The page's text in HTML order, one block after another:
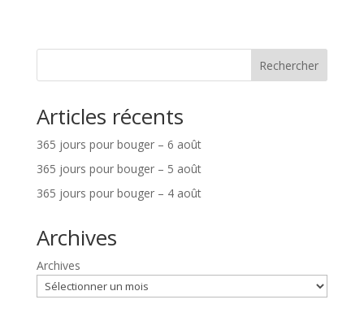
Rechercher
Articles récents
365 jours pour bouger – 6 août
365 jours pour bouger – 5 août
365 jours pour bouger – 4 août
Archives
Archives